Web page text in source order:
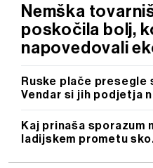
Nemška
poskočila bolj,
napovedovali
Ruske plače presegle
Vendar si jih podjetja
Kaj prinaša sporazum
ladijskem prometu